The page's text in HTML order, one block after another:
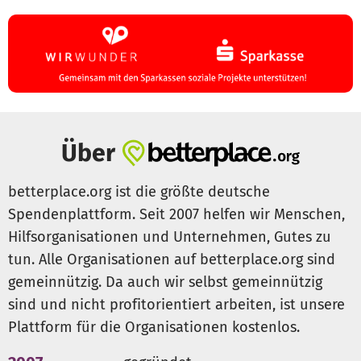
www.uke.de/dmkt; MKT für Altersdepression, 2 Sprachen,
www.uke.de/silber; online Schulung zur
Trainingsdurchführung für Therapeut*innen:
www.uke.de/e-dmkt
MKT für bipolare Störungen,
www.uke.de/bipolar
Pathologisches Glücksspiel:
www.uke.de/gluecksspiel-mkt
Wenn Sie von unseren Interventionen profitieren konnten
oder einfach unsere Forschung unterstützen wollen, freuen
wir uns über Ihre Spende.
Über
betterplace.org ist die größte deutsche
Spendenplattform. Seit 2007 helfen wir Menschen,
Hilfsorganisationen und Unternehmen, Gutes zu
tun. Alle Organisationen auf betterplace.org sind
gemeinnützig. Da auch wir selbst gemeinnützig
sind und nicht profitorientiert arbeiten, ist unsere
Plattform für die Organisationen kostenlos.